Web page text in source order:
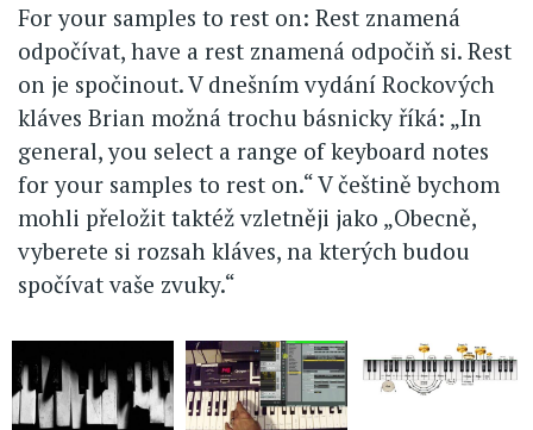
For your samples to rest on: Rest znamená
odpočívat, have a rest znamená odpočiň si. Rest
on je spočinout. V dnešním vydání Rockových
kláves Brian možná trochu básnicky říká: „In
general, you select a range of keyboard notes
for your samples to rest on.“ V češtině bychom
mohli přeložit taktéž vzletněji jako „Obecně,
vyberete si rozsah kláves, na kterých budou
spočívat vaše zvuky.“